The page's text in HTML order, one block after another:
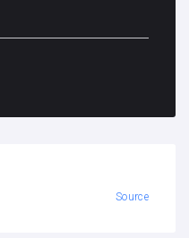
Source